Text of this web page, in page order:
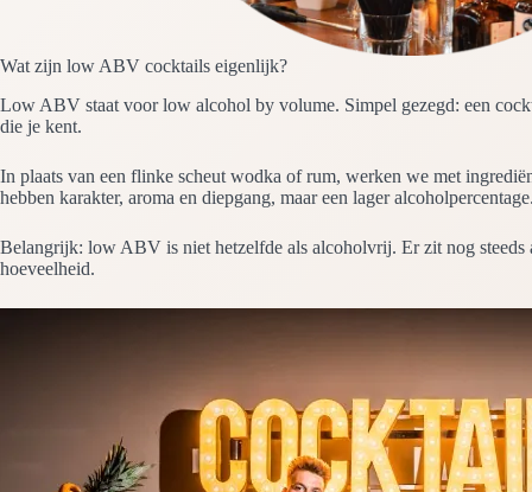
Wat zijn low ABV cocktails eigenlijk?
Low ABV staat voor low alcohol by volume. Simpel gezegd: een
die je kent.
In plaats van een flinke scheut wodka of rum, werken we met
hebben karakter, aroma en diepgang, maar een lager
Belangrijk: low ABV is niet hetzelfde als alcoholvrij. Er zit nog steeds
hoeveelheid.